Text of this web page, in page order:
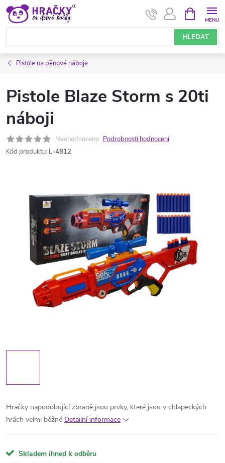
Přejít
obsah
HLEDAT
NÁKUPNÍ
KOŠÍK
Pistole na pěnové náboje
Pistole Blaze Storm s 20ti
náboji
Neohodnoceno Podrobnosti hodnocení
Kód produktu: L-4812
Hračky napodobující zbraně jsou prvky, které jsou v chlapeckých
hrách velmi běžné Detailní informace
Skladem ihned k odběru